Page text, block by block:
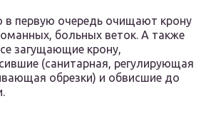
в первую очередь очищают крону
больных веток. А также
загущающие крону,
(санитарная, регулирующая
обрезки) и обвисшие до